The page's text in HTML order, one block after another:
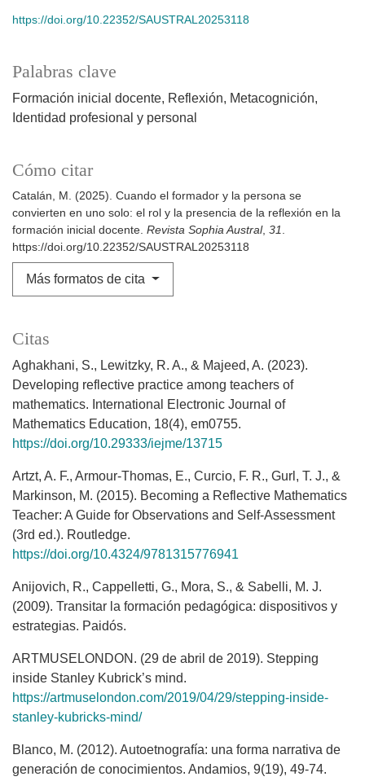
Palabras clave
Formación inicial docente Reflexión
Metacognición
Identidad profesional y personal
Cómo citar
Catalán, M. (2025). Cuando el formador y la persona se
convierten en uno solo: el rol y la presencia de la reflexión en la
formación inicial docente. Revista Sophia Austral, 31.
https://doi.org/10.22352/SAUSTRAL20253118
Más formatos de cita
https://doi.org/10.22352/SAUSTRAL20253118
Citas
Aghakhani, S., Lewitzky, R. A., & Majeed, A. (2023).
Developing reflective practice among teachers of
mathematics. International Electronic Journal of
Mathematics Education, 18(4), em0755.
https://doi.org/10.29333/iejme/13715
Artzt, A. F., Armour-Thomas, E., Curcio, F. R., Gurl, T. J., &
Markinson, M. (2015). Becoming a Reflective Mathematics
Teacher: A Guide for Observations and Self-Assessment
(3rd ed.). Routledge.
https://doi.org/10.4324/9781315776941
Anijovich, R., Cappelletti, G., Mora, S., & Sabelli, M. J.
(2009). Transitar la formación pedagógica: dispositivos y
estrategias. Paidós.
ARTMUSELONDON. (29 de abril de 2019). Stepping
inside Stanley Kubrick’s mind.
https://artmuselondon.com/2019/04/29/stepping-inside-
stanley-kubricks-mind/
Blanco, M. (2012). Autoetnografía: una forma narrativa de
generación de conocimientos. Andamios, 9(19), 49-74.